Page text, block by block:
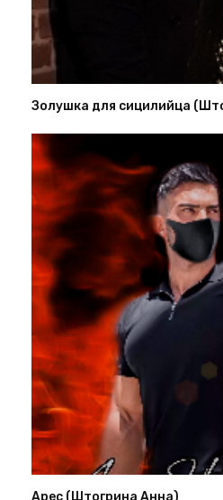
Золушка для сицилийца
Арес (Штогрина Анна)